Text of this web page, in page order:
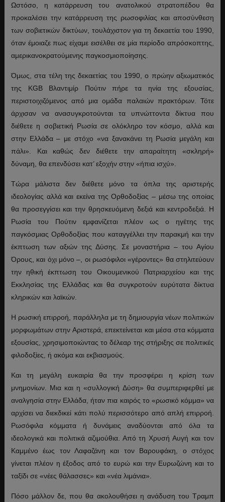
Ωστόσο, η κατάρρευση του ανατολικού στρατοπέδου θα
προκαλέσει την κατάρρευση της ρωσοφιλίας και αποσύνθεση
των σοβιετικών δικτύων, τουλάχιστον για τη δεκαετία του 1990,
όταν έμοιαζε πως είχαμε εισέλθει σε μία περίοδο απρόσκοπτης,
αμερικανοκρατούμενης παγκοσμιοποίησης.
Όμως, στα τέλη της δεκαετίας του 1990, ο πρώην αξιωματικός
της KGB Βλαντιμίρ Πούτιν πήρε τα ηνία της εξουσίας,
περιστοιχιζόμενος από μια ομάδα παλαιών πρακτόρων. Τότε
άρχισαν να ανασυγκροτούνται τα υπνώττοντα δίκτυα που
διέθετε η σοβιετική Ρωσία σε ολόκληρο τον κόσμο, αλλά και
στην Ελλάδα – με στόχο «να ξανακάνει τη Ρωσία μεγάλη και
πάλι». Και καθώς δεν διέθετε την απαραίτητη «σκληρή»
δύναμη, θα επενδύσει κατ’ εξοχήν στην «ήπια ισχύ».
Τώρα μάλιστα δεν διέθετε μόνο τα όπλα της αριστερής
ιδεολογίας αλλά και εκείνα της Ορθοδοξίας – μέσω της οποίας
θα προσεγγίσει και την θρησκευόμενη δεξιά και κεντροδεξιά. Η
Ρωσία του Πούτιν εμφανίζεται πλέον ως ο ηγέτης της
παγκόσμιας Ορθοδοξίας που καταγγέλλει την παρακμή και την
έκπτωση των αξιών της Δύσης. Σε μοναστήρια – του Αγίου
Όρους, και όχι μόνο –, οι ρωσόφιλοι «γέροντες» θα στηλιτεύουν
την ηθική έκπτωση του Οικουμενικού Πατριαρχείου και της
Εκκλησίας της Ελλάδας και θα συγκροτούν ευρύτατα δίκτυα
κληρικών και λαϊκών.
Η ρωσική επιρροή, παράλληλα με τη δημιουργία νέων πολιτικών
μορφωμάτων στην Αριστερά, επεκτείνεται και μέσα στα κόμματα
εξουσίας, χρησιμοποιώντας το δέλεαρ της στήριξης σε πολιτικές
φιλοδοξίες, ή ακόμα και εκβιασμούς.
Και τη μεγάλη ευκαιρία θα την προσφέρει η κρίση των
μνημονίων. Μια και η «συλλογική Δύση» θα συμπεριφερθεί με
αναλγησία στην Ελλάδα, ήταν πια καιρός το «ρωσικό κόμμα» να
αρχίσει να διεκδικεί κάτι πολύ περισσότερο από απλή επιρροή.
Ρωσόφιλα κόμματα ή δυνάμεις αναδύονται από όλα τα
ιδεολογικά και πολιτικά αζιμούθια. Από τη Χρυσή Αυγή και τον
Καμμένο έως τον Λαφαζάνη και τον Βαρουφάκη, ο στόχος
γίνεται πλέον η έξοδος από το ευρώ και την Ευρωζώνη και το
ταξίδι σε «νέες θάλασσες» και «νέα λιμάνια».
Πόσο μάλλον δε, που θα ακολουθήσει η ανάδυση του Τραμπ